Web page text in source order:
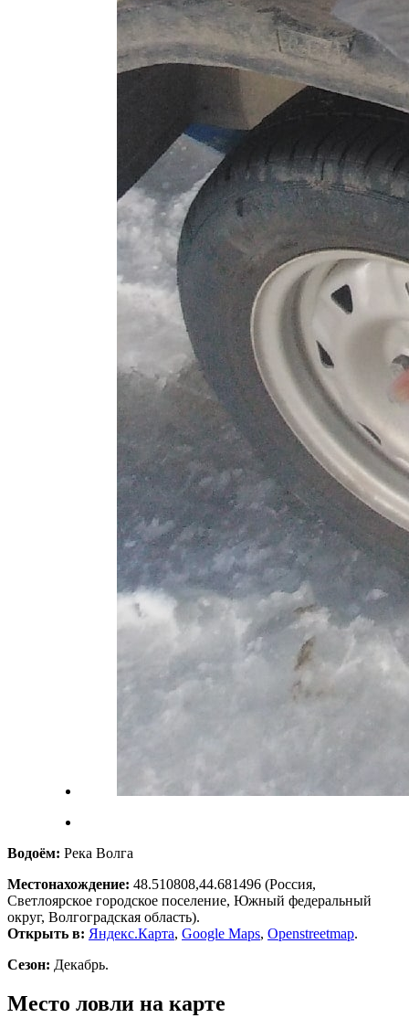
Водоём: Река Волга
Местонахождение: 48.510808,44.681496 (Россия,
Светлоярское городское поселение, Южный федеральный
округ, Волгоградская область).
Открыть в: Яндекс.Карта, Google Maps, Openstreetmap.
Сезон: Декабрь.
Место ловли на карте